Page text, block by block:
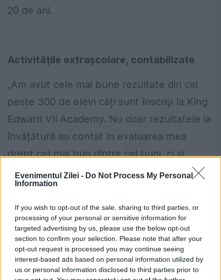
Evenimentul Zilei - Do Not Process My Personal
Information
If you wish to opt-out of the sale, sharing to third parties, or
processing of your personal or sensitive information for
targeted advertising by us, please use the below opt-out
section to confirm your selection. Please note that after your
opt-out request is processed you may continue seeing
interest-based ads based on personal information utilized by
us or personal information disclosed to third parties prior to
20 de ani.
Activitățile extrașcolare, contabilizate
„Am avut cele mai bune rezultate din cei
peste 300 de elevi câți sunt înscriși la King
Edward VII Academy. Nu doar rezultatele la
învățătură au contat în evaluarea mea
drept cel mai bun dintre cei buni, ci și
activitățile extrașcolare. De exemplu,
faptul că am ajutat un elev român, pe
Eduard, proapăt stabilit în Anglia, să învețe
limba engleză, sau micile îndrumări în ale
matematicii pe care le ofeream colegilor au
fost și ele contabilizate”, a dezvăluit, pentru
EVZ, Cornel.